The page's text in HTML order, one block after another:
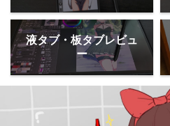
液タブ・板タブレビュ
ー